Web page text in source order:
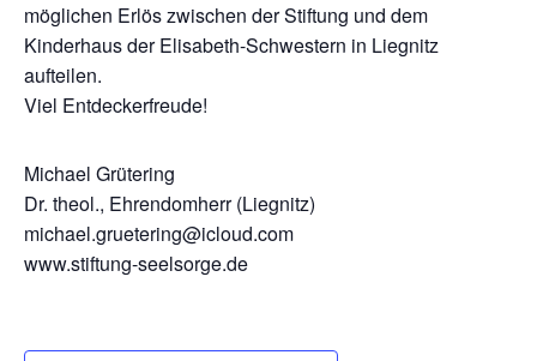
möglichen Erlös zwischen der Stiftung und dem
Kinderhaus der Elisabeth-Schwestern in Liegnitz
aufteilen.
Viel Entdeckerfreude!
Michael Grütering
Dr. theol., Ehrendomherr (Liegnitz)
michael.gruetering@icloud.com
www.stiftung-seelsorge.de